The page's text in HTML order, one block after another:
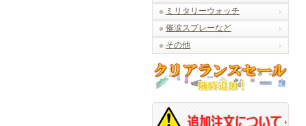
ミリタリーウォッチ
催涙スプレーなど
その他